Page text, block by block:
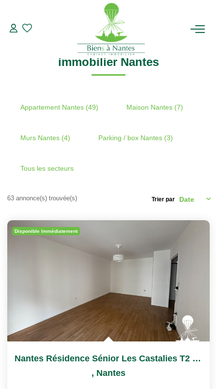
ACHETER
LOUER
ESTIMER
BIENS VENDUS
Nous Rejoindre
immobilier Nantes
Modifier les critères de recherche
Localisation
Localisation
immobilier Nantes
Appartement Nantes (49) Maison Nantes (7)
Murs Nantes (4) Parking / box Nantes (3)
Tous les secteurs
63 annonce(s) trouvée(s) Trier par
Disponible Immédiatement
Nantes Résidence Sénior Les Castalies T2 À Louer
, Nantes